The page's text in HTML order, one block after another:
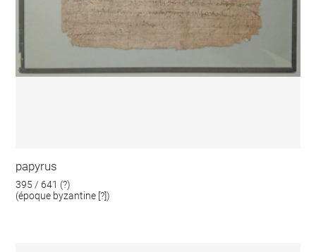
papyrus
395 / 641 (?)
(époque byzantine [?])